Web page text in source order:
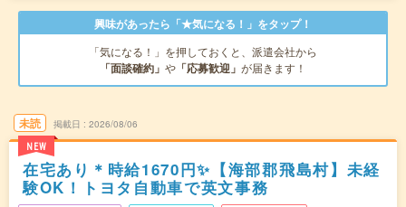
興味があったら「★気になる！」をタップ！
「気になる！」を押しておくと、派遣会社から
「面談確約」 や 「応募歓迎」 が届きます！
未読
NEW
掲載日 2026/08/06
在宅あり＊時給1670円✨【海部郡飛島村】未経
験OK！トヨタ自動車で英文事務